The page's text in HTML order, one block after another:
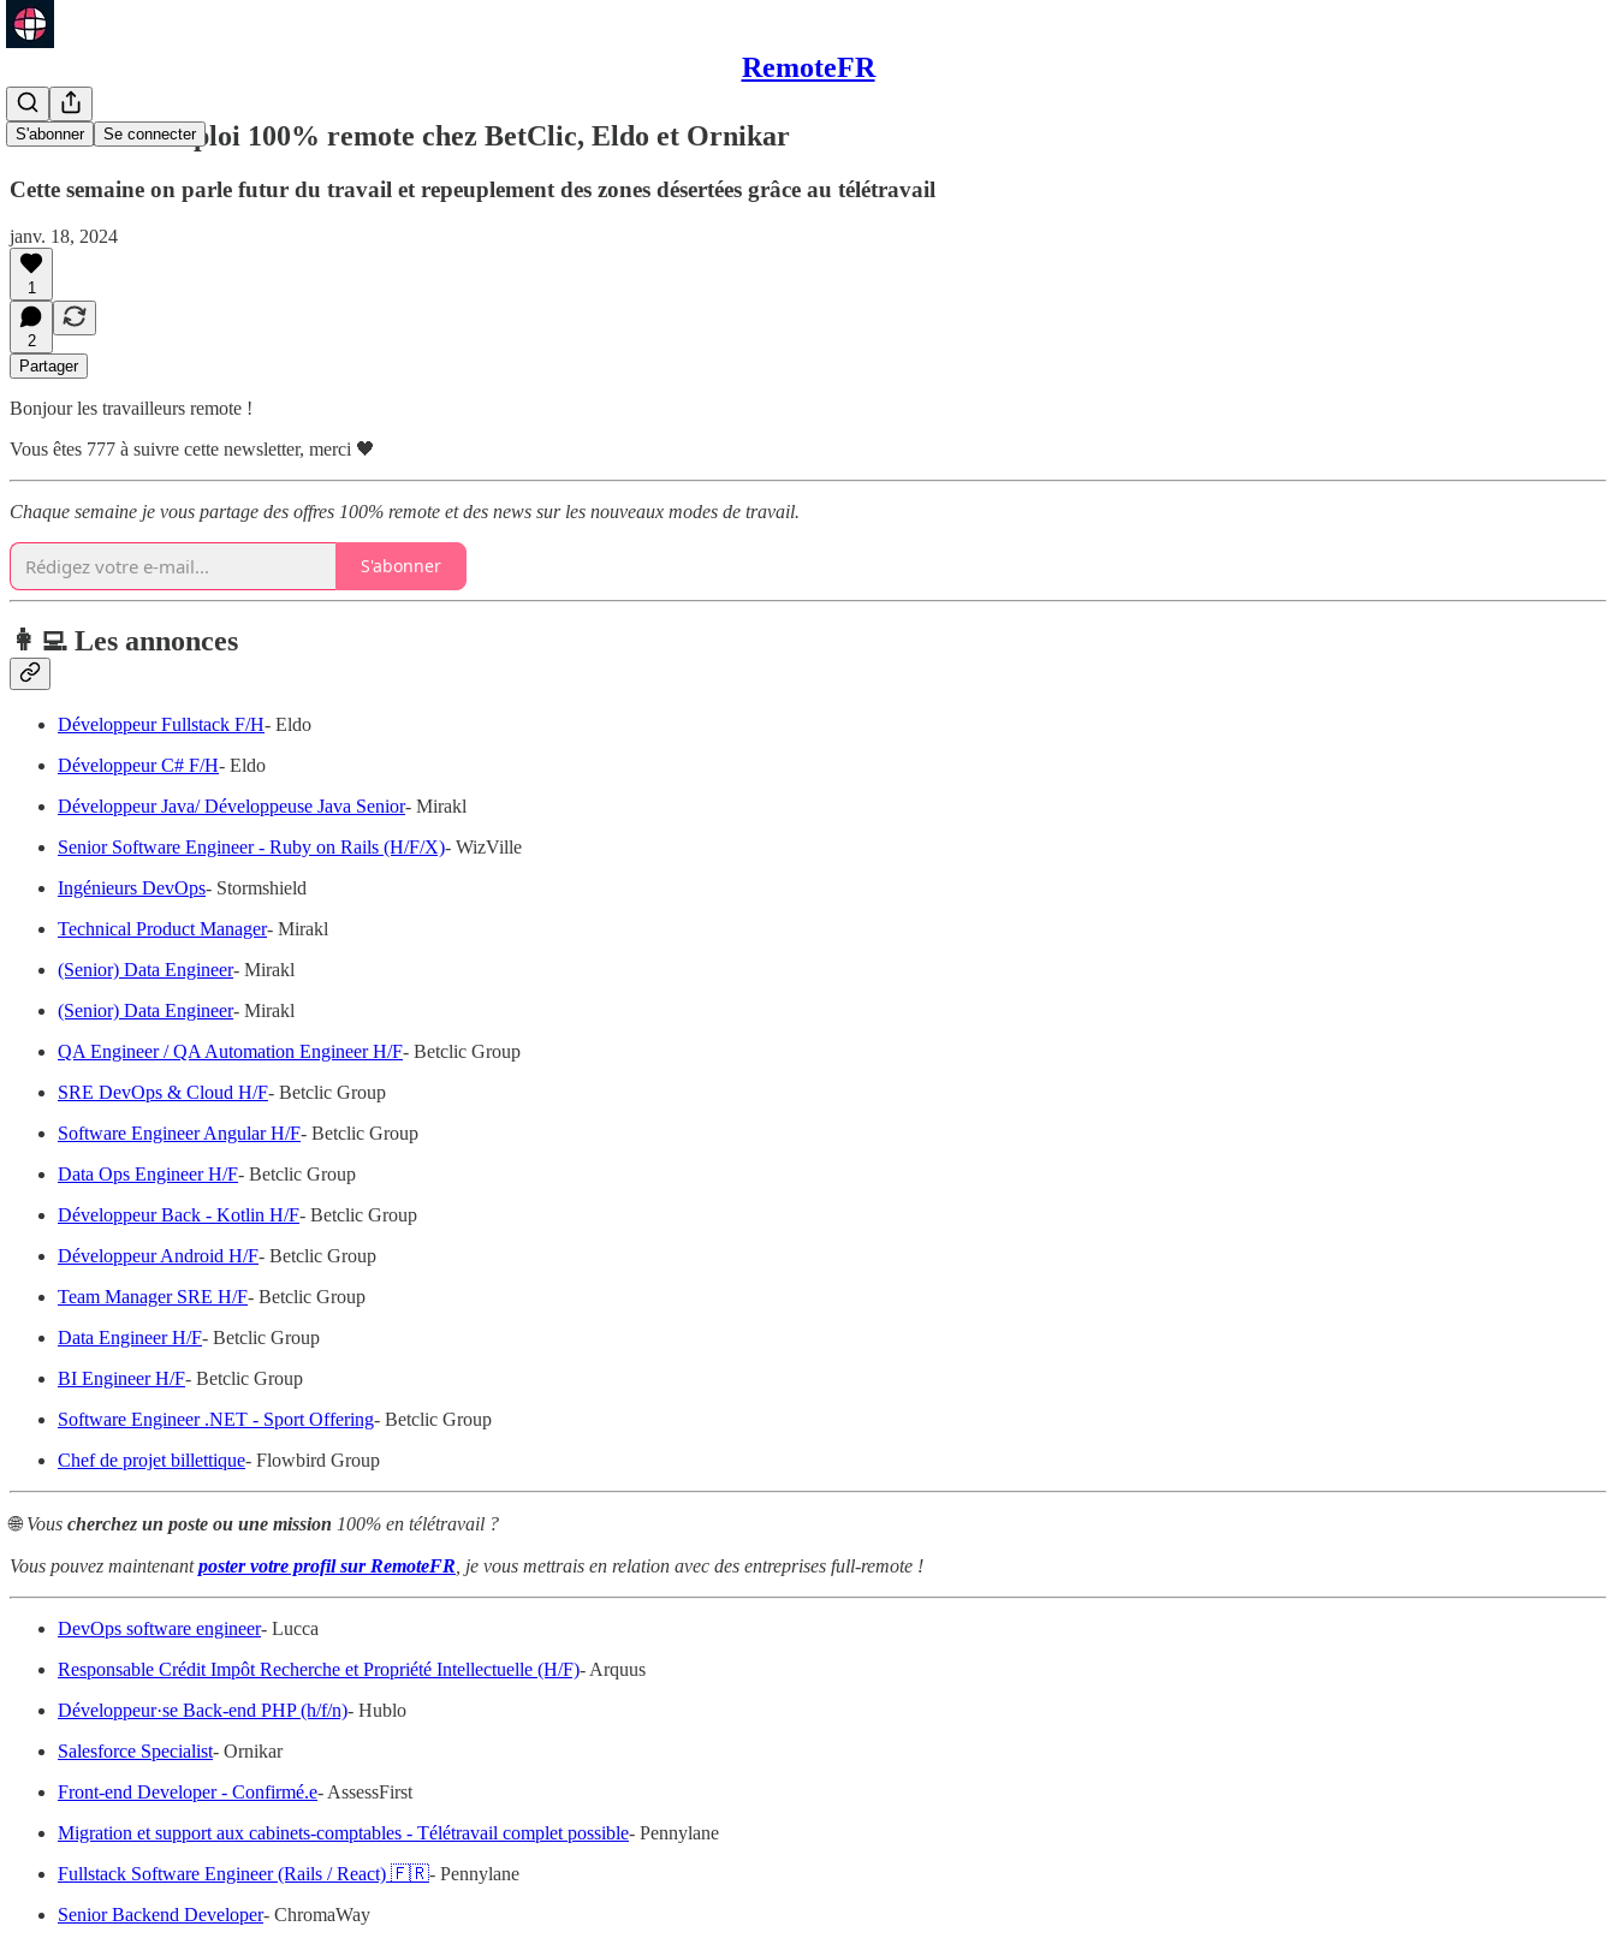
RemoteFR
S'abonner Se connecter
56 Offres d'emploi 100% remote chez BetClic, Eldo et Ornikar
Cette semaine on parle futur du travail et repeuplement des zones désertées grâce au télétravail
janv. 18, 2024
1
2
Partager
Bonjour les travailleurs remote !
Vous êtes 777 à suivre cette newsletter, merci 🖤
Chaque semaine je vous partage des offres 100% remote et des news sur les nouveaux modes de travail.
S'abonner
👩‍💻 Les annonces
Développeur Fullstack F/H- Eldo
Développeur C# F/H- Eldo
Développeur Java/ Développeuse Java Senior- Mirakl
Senior Software Engineer - Ruby on Rails (H/F/X)- WizVille
Ingénieurs DevOps- Stormshield
Technical Product Manager- Mirakl
(Senior) Data Engineer- Mirakl
(Senior) Data Engineer- Mirakl
QA Engineer / QA Automation Engineer H/F- Betclic Group
SRE DevOps & Cloud H/F- Betclic Group
Software Engineer Angular H/F- Betclic Group
Data Ops Engineer H/F- Betclic Group
Développeur Back - Kotlin H/F- Betclic Group
Développeur Android H/F- Betclic Group
Team Manager SRE H/F- Betclic Group
Data Engineer H/F- Betclic Group
BI Engineer H/F- Betclic Group
Software Engineer .NET - Sport Offering- Betclic Group
Chef de projet billettique- Flowbird Group
🌐 Vous cherchez un poste ou une mission 100% en télétravail ?
Vous pouvez maintenantposter votre profil sur RemoteFR , je vous mettrais en relation avec des entreprises full-remote !
DevOps software engineer- Lucca
Responsable Crédit Impôt Recherche et Propriété Intellectuelle (H/F)- Arquus
Développeur·se Back-end PHP (h/f/n)- Hublo
Salesforce Specialist- Ornikar
Front-end Developer - Confirmé.e- AssessFirst
Migration et support aux cabinets-comptables - Télétravail complet possible- Pennylane
Fullstack Software Engineer (Rails / React) 🇫🇷- Pennylane
Senior Backend Developer- ChromaWay